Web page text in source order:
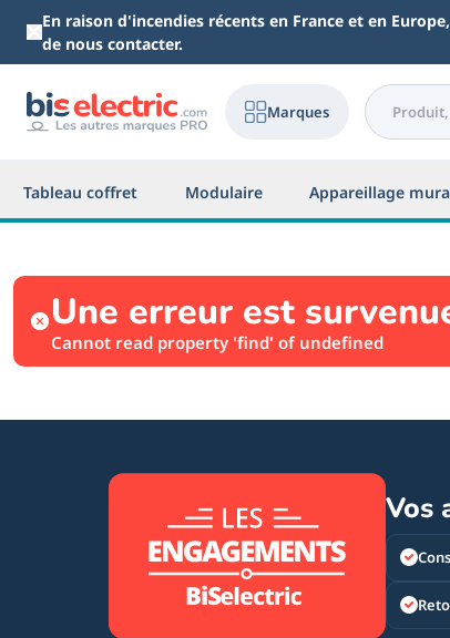
Aller au contenu principal
En raison d'incendies récents en France et en
de nous contacter.
Marques
Tableau coffret Modulaire Appareillage
Une erreur est
Cannot read property 'find' of undefined
Vos